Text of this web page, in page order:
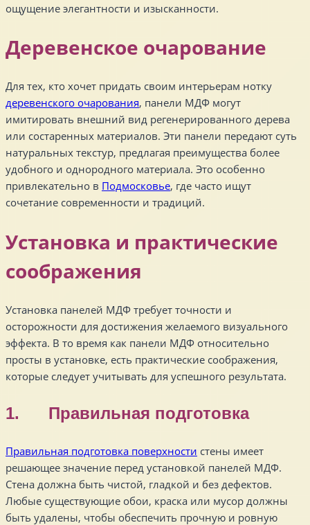
ощущение элегантности и изысканности.
Деревенское очарование
Для тех, кто хочет придать своим интерьерам нотку
деревенского очарования, панели МДФ могут
имитировать внешний вид регенерированного дерева
или состаренных материалов. Эти панели передают суть
натуральных текстур, предлагая преимущества более
удобного и однородного материала. Это особенно
привлекательно в Подмосковье, где часто ищут
сочетание современности и традиций.
Установка и практические
соображения
Установка панелей МДФ требует точности и
осторожности для достижения желаемого визуального
эффекта. В то время как панели МДФ относительно
просты в установке, есть практические соображения,
которые следует учитывать для успешного результата.
1. Правильная подготовка
Правильная подготовка поверхности стены имеет
решающее значение перед установкой панелей МДФ.
Стена должна быть чистой, гладкой и без дефектов.
Любые существующие обои, краска или мусор должны
быть удалены, чтобы обеспечить прочную и ровную